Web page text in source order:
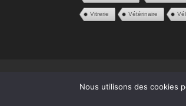
Vitrerie Vétérinaire
Nous utilisons des cookies